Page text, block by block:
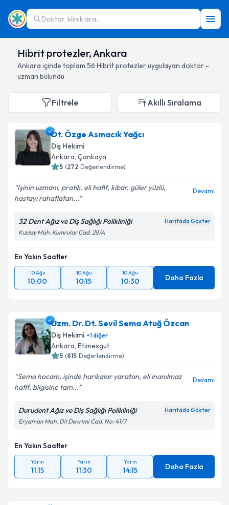
Doktor, klinik ara...
Hibrit protezler, Ankara
Ankara içinde toplam 56 Hibrit protezleruygulayan doktor -
uzman bulundu
Filtrele Akıllı Sıralama
Dt. Özge Asmacık Yağcı
Diş Hekimi
Ankara, Çankaya
5 (272 Değerlendirme)
İşinin uzmanı, pratik, eli hafif, kibar, güler yüzlü,
hastayı rahatlatan...
Devamı
32 Dent Ağız ve Diş Sağlığı Polikliniği Haritada Göster
Kızılay Mah. Kumrular Cad. 28/A
En Yakın Saatler
10 Ağu
10:00
10 Ağu
10:15
10 Ağu
10:30 Daha Fazla
Uzm. Dr. Dt. Sevil Sema Atuğ Özcan
Diş Hekimi +1diğer
Ankara, Etimesgut
5 (815 Değerlendirme)
Sema hocam, işinde harikalar yaratan, eli inanılmaz
hafif, bilgisine tam...
Devamı
Durudent Ağız ve Diş Sağlığı Polikliniği Haritada Göster
Eryaman Mah. Dil Devrimi Cad. No: 41/7
En Yakın Saatler
Yarın
11:15
Yarın
11:30
Yarın
14:15 Daha Fazla